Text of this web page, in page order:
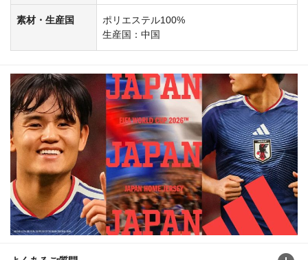
素材・生産国
ポリエステル100%
生産国：中国